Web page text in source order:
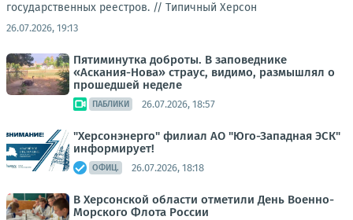
государственных реестров. // Типичный Херсон
26.07.2026, 19:13
Пятиминутка доброты. В заповеднике
«Аскания-Нова» страус, видимо, размышлял о
прошедшей неделе
ПАБЛИКИ 26.07.2026, 18:57
"Херсонэнерго" филиал АО "Юго-Западная ЭСК"
информирует!
ОФИЦ. 26.07.2026, 18:18
В Херсонской области отметили День Военно-
Морского Флота России